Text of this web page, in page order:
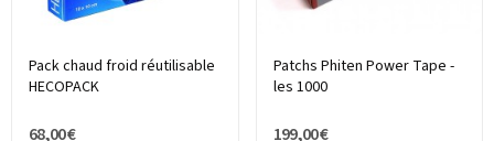
Pack chaud froid réutilisable
HECOPACK
68,00 €
Patchs Phiten Power Tape -
les 1000
199,00 €